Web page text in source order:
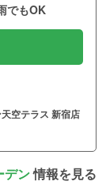
でもOK
空テラス 新宿店
デン情報を見る